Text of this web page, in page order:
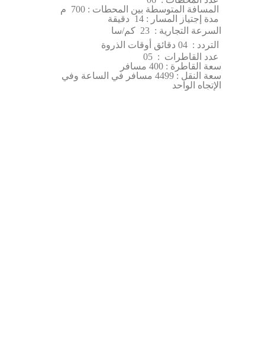
السرعة التجارية : 23 كم/سا
سعة القاطرة : 400 مسافر
سعة النقل : 4499 مسافر في الساعة وفي
الإتجاه الواحد